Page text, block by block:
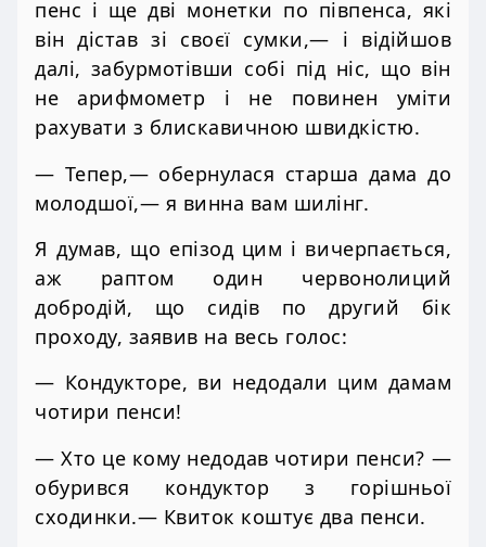
пенс і ще дві монетки по півпенса, які
він дістав зі своєї сумки,— і відійшов
далі, забурмотівши собі під ніс, що він
не арифмометр і не повинен уміти
рахувати з блискавичною швидкістю.
— Тепер,— обернулася старша дама до
молодшої,— я винна вам шилінг.
Я думав, що епізод цим і вичерпається,
аж раптом один червонолиций
добродій, що сидів по другий бік
проходу, заявив на весь голос:
— Кондукторе, ви недодали цим дамам
чотири пенси!
— Хто це кому недодав чотири пенси? —
обурився кондуктор з горішньої
сходинки.— Квиток коштує два пенси.